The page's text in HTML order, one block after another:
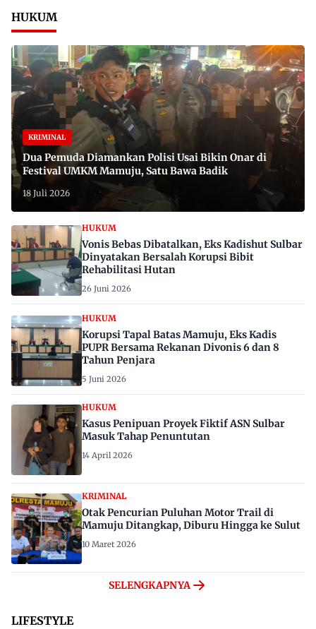
HUKUM
KRIMINAL
Dua Pemuda Diamankan Polisi Usai Bikin Onar di
Festival UMKM Mamuju, Satu Bawa Badik
18 Juli 2026
HUKUM
Vonis Bebas Dibatalkan, Eks Kadishut Sulbar
Dinyatakan Bersalah Korupsi Bibit
Rehabilitasi Hutan
26 Juni 2026
HUKUM
Korupsi Tapal Batas Mamuju, Eks Kadis
PUPR Bersama Rekanan Divonis 6 dan 8
Tahun Penjara
5 Juni 2026
HUKUM
Kasus Penipuan Proyek Fiktif ASN Sulbar
Masuk Tahap Penuntutan
14 April 2026
KRIMINAL
Otak Pencurian Puluhan Motor Trail di
Mamuju Ditangkap, Diburu Hingga ke Sulut
10 Maret 2026
SELENGKAPNYA
LIFESTYLE